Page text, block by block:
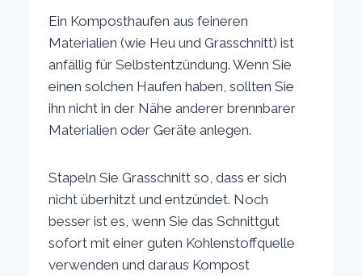
Ein Komposthaufen aus feineren
Materialien (wie Heu und Grasschnitt) ist
anfällig für Selbstentzündung. Wenn Sie
einen solchen Haufen haben, sollten Sie
ihn nicht in der Nähe anderer brennbarer
Materialien oder Geräte anlegen.
Stapeln Sie Grasschnitt so, dass er sich
nicht überhitzt und entzündet. Noch
besser ist es, wenn Sie das Schnittgut
sofort mit einer guten Kohlenstoffquelle
verwenden und daraus Kompost